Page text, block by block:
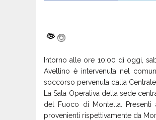
Intorno alle ore 10:00 di oggi,
Avellino è intervenuta nel
soccorso pervenuta dalla
La Sala Operativa della sede
del Fuoco di Montella. Presenti
provenienti rispettivamente da